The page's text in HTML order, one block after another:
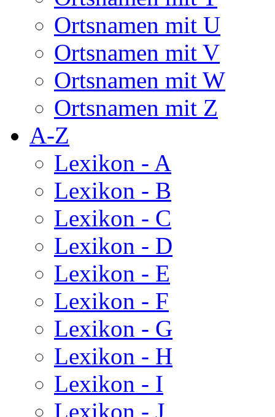
Ortsnamen mit U
Ortsnamen mit V
Ortsnamen mit W
Ortsnamen mit Z
A-Z
Lexikon - A
Lexikon - B
Lexikon - C
Lexikon - D
Lexikon - E
Lexikon - F
Lexikon - G
Lexikon - H
Lexikon - I
Lexikon - J